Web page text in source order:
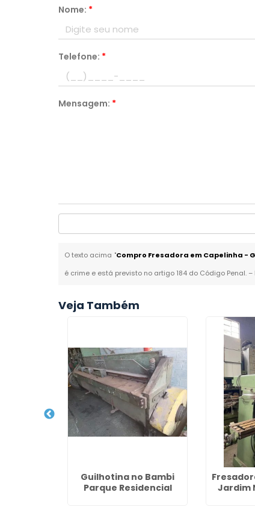
Nome: *
Telefone: *
Mensagem: *
O texto acima "Compro Fresadora em Capelinha -
é crime e está previsto no artigo 184 do Código Penal. –
Veja Também
Guilhotina no Bambi
Parque Residencial
Jardim